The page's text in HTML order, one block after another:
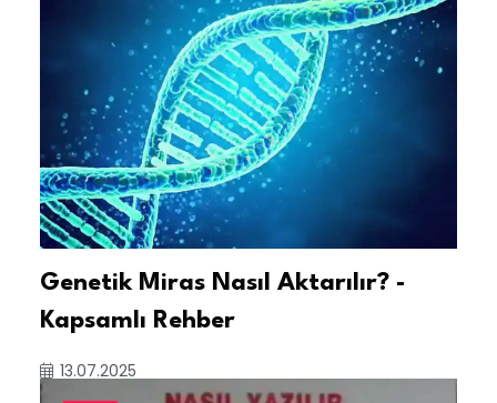
Genetik Miras Nasıl Aktarılır? -
Kapsamlı Rehber
13.07.2025